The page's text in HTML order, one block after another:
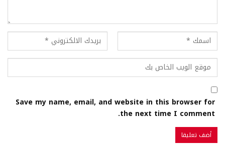
Save my name, email, and website in this browser for
the next time I comment.